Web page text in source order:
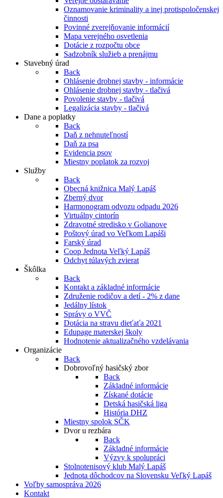
Oznamovanie kriminality a inej protispoločenskej
činnosti
Povinné zverejňovanie informácií
Mapa verejného osvetlenia
Dotácie z rozpočtu obce
Sadzobník služieb a prenájmu
Stavebný úrad
Back
Ohlásenie drobnej stavby - informácie
Ohlásenie drobnej stavby - tlačivá
Povolenie stavby - tlačivá
Legalizácia stavby - tlačivá
Dane a poplatky
Back
Daň z nehnuteľností
Daň za psa
Evidencia psov
Miestny poplatok za rozvoj
Služby
Back
Obecná knižnica Malý Lapáš
Zberný dvor
Harmonogram odvozu odpadu 2026
Virtuálny cintorín
Zdravotné stredisko v Golianove
Poštový úrad vo Veľkom Lapáši
Farský úrad
Coop Jednota Veľký Lapáš
Odchyt túlavých zvierat
Škôlka
Back
Kontakt a základné informácie
Združenie rodičov a detí - 2% z dane
Jedálny lístok
Správy o VVČ
Dotácia na stravu dieťaťa 2021
Edupage materskej školy
Hodnotenie aktualizačného vzdelávania
Organizácie
Back
Dobrovoľný hasičský zbor
Back
Základné informácie
Získané dotácie
Detská hasičská liga
História DHZ
Miestny spolok SČK
Dvor u rezbára
Back
Základné informácie
Výzvy k spolupráci
Stolnotenisový klub Malý Lapáš
Jednota dôchodcov na Slovensku Veľký Lapáš
Voľby samospráva 2026
Kontakt